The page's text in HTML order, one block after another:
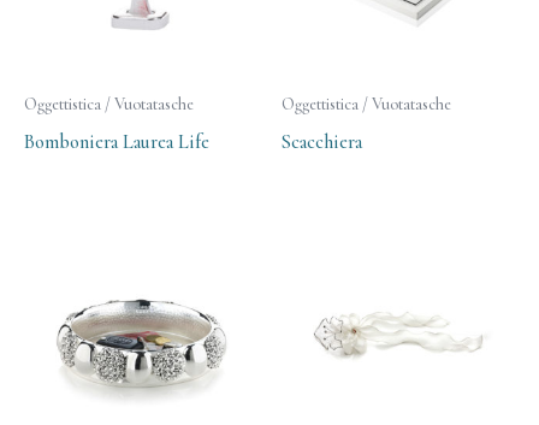
Oggettistica / Vuotatasche
Bomboniera Laurea Life
Oggettistica / Vuotatasche
Scacchiera